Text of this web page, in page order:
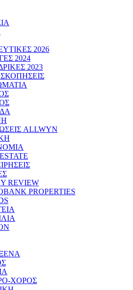
2026
2024
2023
ALLWYN
REVIEW
PROPERTIES
ΧΟΡΟΣ